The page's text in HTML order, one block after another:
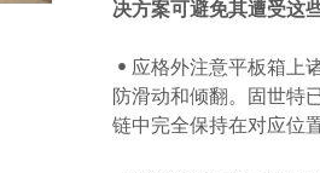
决方案可避免其遭受这
• 应格外注意平板箱上
防滑动和倾翻。固世特
链中完全保持在对应位